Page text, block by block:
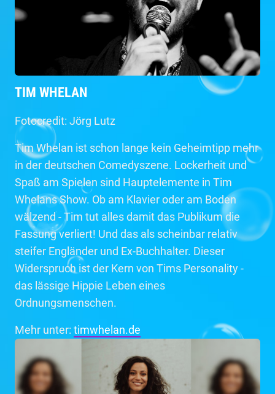
TIM WHELAN
Fotocredit: Jörg Lutz
Tim Whelan ist schon lange kein Geheimtipp mehr
in der deutschen Comedyszene. Lockerheit und
Spaß am Spielen sind Hauptelemente in Tim
Whelans Show. Ob am Klavier oder am Boden
wälzend - Tim tut alles damit das Publikum die
Fassung verliert! Und das als scheinbar relativ
steifer Engländer und Ex-Buchhalter. Dieser
Widerspruch ist der Kern von Tims Personality -
das lässige Hippie Leben eines
Ordnungsmenschen.
Mehr unter: timwhelan.de